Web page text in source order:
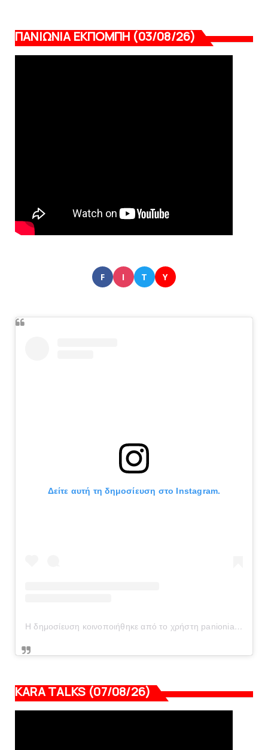
ΠΑΝΙΩΝΙΑ ΕΚΠΟΜΠΗ (03/08/26)
F I T Y
Δείτε αυτή τη δημοσίευση στο Instagram.
Η δημοσίευση κοινοποιήθηκε από το χρήστη panionianea.gr (@panionianea.gr)
KARA TALKS (07/08/26)